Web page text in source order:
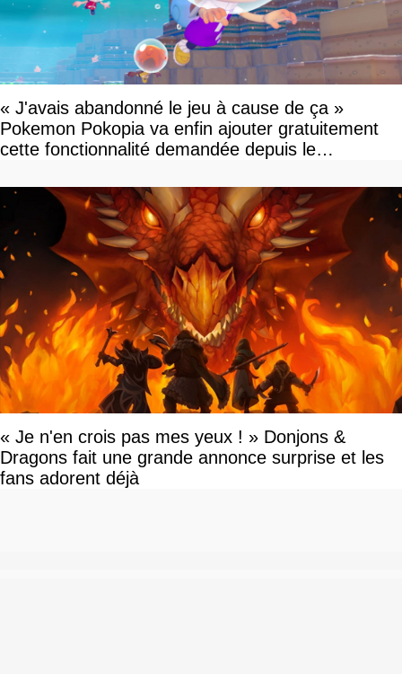
« J'avais abandonné le jeu à cause de ça »
Pokemon Pokopia va enfin ajouter gratuitement
cette fonctionnalité demandée depuis le
« Je n'en crois pas mes yeux ! » Donjons &
Dragons fait une grande annonce surprise et les
fans adorent déjà